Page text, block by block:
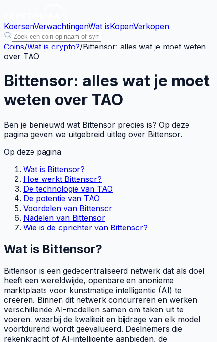
KoersenVerwachtingenWat isKopenVerkopen
Coins/Wat is crypto?/Bittensor: alles wat je moet weten
over TAO
Bittensor: alles wat je moet
weten over TAO
Ben je benieuwd wat Bittensor precies is? Op deze
pagina geven we uitgebreid uitleg over Bittensor.
Op deze pagina
Wat is Bittensor?
Hoe werkt Bittensor?
De technologie van TAO
De potentie van TAO
Voordelen van Bittensor
Nadelen van Bittensor
Wie is de oprichter van Bittensor?
Wat is Bittensor?
Bittensor is een gedecentraliseerd netwerk dat als doel
heeft een wereldwijde, openbare en anonieme
marktplaats voor kunstmatige intelligentie (AI) te
creëren. Binnen dit netwerk concurreren en werken
verschillende AI-modellen samen om taken uit te
voeren, waarbij de kwaliteit en bijdrage van elk model
voortdurend wordt geëvalueerd. Deelnemers die
rekenkracht of AI-intelligentie aanbieden, de